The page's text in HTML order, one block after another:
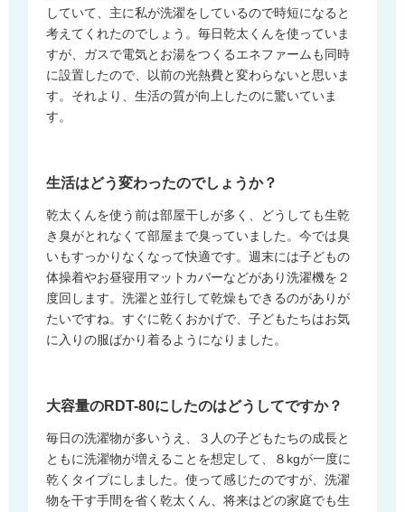
していて、主に私が洗濯をしているので時短になると
考えてくれたのでしょう。毎日乾太くんを使っていま
すが、ガスで電気とお湯をつくるエネファームも同時
に設置したので、以前の光熱費と変わらないと思いま
す。それより、生活の質が向上したのに驚いていま
す。
生活はどう変わったのでしょうか？
乾太くんを使う前は部屋干しが多く、どうしても生乾
き臭がとれなくて部屋まで臭っていました。今では臭
いもすっかりなくなって快適です。週末には子どもの
体操着やお昼寝用マットカバーなどがあり洗濯機を２
度回します。洗濯と並行して乾燥もできるのがありが
たいですね。すぐに乾くおかげで、子どもたちはお気
に入りの服ばかり着るようになりました。
大容量のRDT-80にしたのはどうしてですか？
毎日の洗濯物が多いうえ、３人の子どもたちの成長と
ともに洗濯物が増えることを想定して、８kgが一度に
乾くタイプにしました。使って感じたのですが、洗濯
物を干す手間を省く乾太くん、将来はどの家庭でも生